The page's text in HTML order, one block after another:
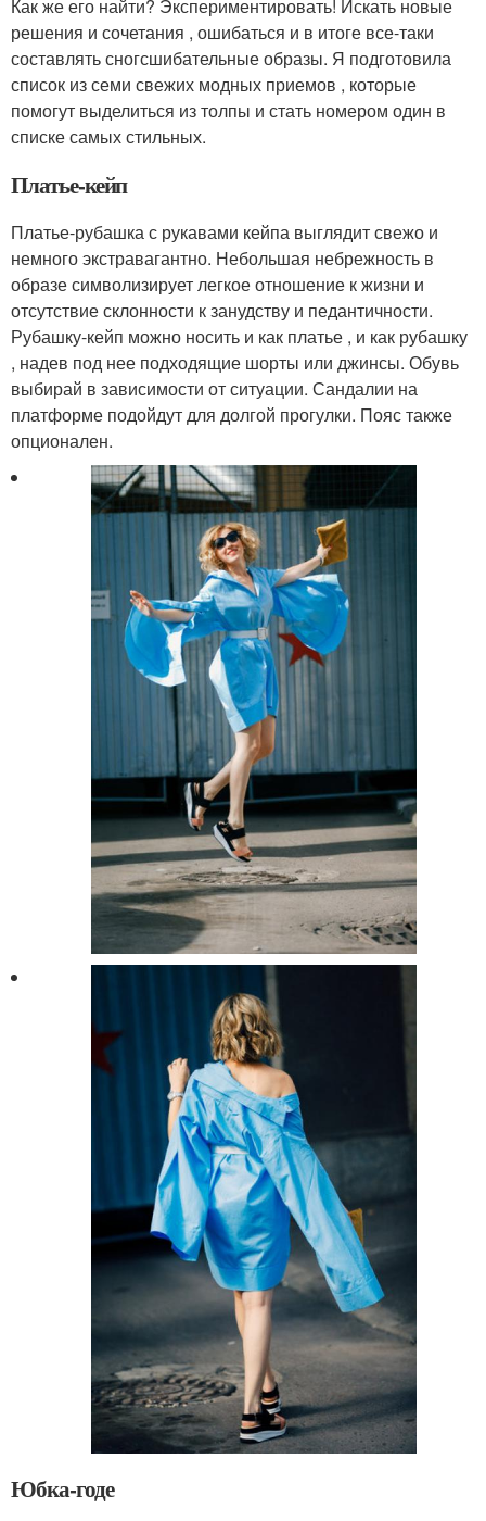
Как же его найти? Экспериментировать! Искать новые
решения и сочетания , ошибаться и в итоге все-таки
составлять сногсшибательные образы. Я подготовила
список из семи свежих модных приемов , которые
помогут выделиться из толпы и стать номером один в
списке самых стильных.
Платье-кейп
Платье-рубашка с рукавами кейпа выглядит свежо и
немного экстравагантно. Небольшая небрежность в
образе символизирует легкое отношение к жизни и
отсутствие склонности к занудству и педантичности.
Рубашку-кейп можно носить и как платье , и как рубашку
, надев под нее подходящие шорты или джинсы. Обувь
выбирай в зависимости от ситуации. Сандалии на
платформе подойдут для долгой прогулки. Пояс также
опционален.
Юбка-годе